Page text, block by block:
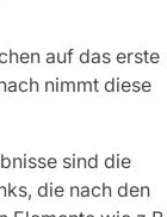
auf das erste
nimmt diese
sind die
die nach den